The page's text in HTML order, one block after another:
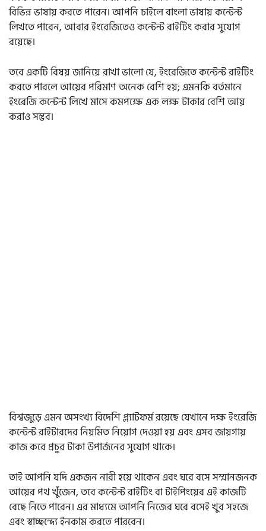
বিভিন্ন ভাষায় করতে পারেন। আপনি চাইলে বাংলা ভাষায় কন্টেন্ট
লিখতে পারেন, আবার ইংরেজিতেও কন্টেন্ট রাইটিং করার সুযোগ
রয়েছে।
তবে একটি বিষয় জানিয়ে রাখা ভালো যে, ইংরেজিতে কন্টেন্ট রাইটিং
করতে পারলে আয়ের পরিমাণ অনেক বেশি হয়; এমনকি বর্তমানে
ইংরেজি কন্টেন্ট লিখে মাসে কমপক্ষে এক লক্ষ টাকার বেশি আয়
করাও সম্ভব।
বিশ্বজুড়ে এমন অসংখ্য বিদেশি প্ল্যাটফর্ম রয়েছে যেখানে দক্ষ ইংরেজি
কন্টেন্ট রাইটারদের নিয়মিত নিয়োগ দেওয়া হয় এবং এসব জায়গায়
কাজ করে প্রচুর টাকা উপার্জনের সুযোগ থাকে।
তাই আপনি যদি একজন নারী হয়ে থাকেন এবং ঘরে বসে সম্মানজনক
আয়ের পথ খুঁজেন, তবে কন্টেন্ট রাইটিং বা টাইপিংয়ের এই কাজটি
বেছে নিতে পারেন। এর মাধ্যমে আপনি নিজের ঘরে বসেই খুব সহজে
এবং স্বাচ্ছন্দ্যে ইনকাম করতে পারবেন।